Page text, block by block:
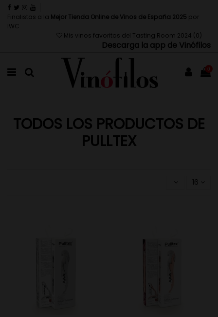
Finalistas a la Mejor Tienda Online de Vinos de España 2025 por
IWC
Mis vinos favoritos del Tasting Room 2024 (0 )
Descarga la app de Vinófilos
0
TODOS LOS PRODUCTOS DE
PULLTEX
16